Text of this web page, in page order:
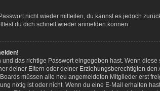
nicht wieder mitteilen, du kannst es jedoch
du dich schnell wieder anmelden können.
das richtige Passwort eingegeben hast. Wenn
deiner Eltern oder deiner Erziehungsberechtigten
müssen alle neu angemeldeten Mitglieder erst
nötig ist oder nicht. Wenn du eine E-Mail erhalten